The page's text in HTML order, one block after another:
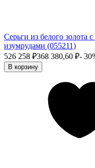
Серьги из белого золота
изумрудами (055211)
526 258 ₽368 380,60 ₽-
В корзину